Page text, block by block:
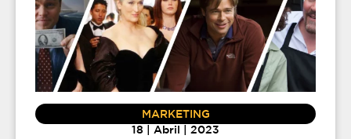
MARKETING
18 | Abril | 2023